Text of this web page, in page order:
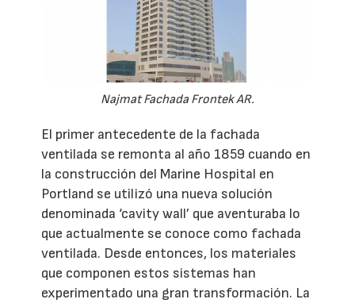
Najmat Fachada Frontek AR.
El primer antecedente de la fachada
ventilada se remonta al año 1859 cuando en
la construcción del Marine Hospital en
Portland se utilizó una nueva solución
denominada ‘cavity wall’ que aventuraba lo
que actualmente se conoce como fachada
ventilada. Desde entonces, los materiales
que componen estos sistemas han
experimentado una gran transformación. La